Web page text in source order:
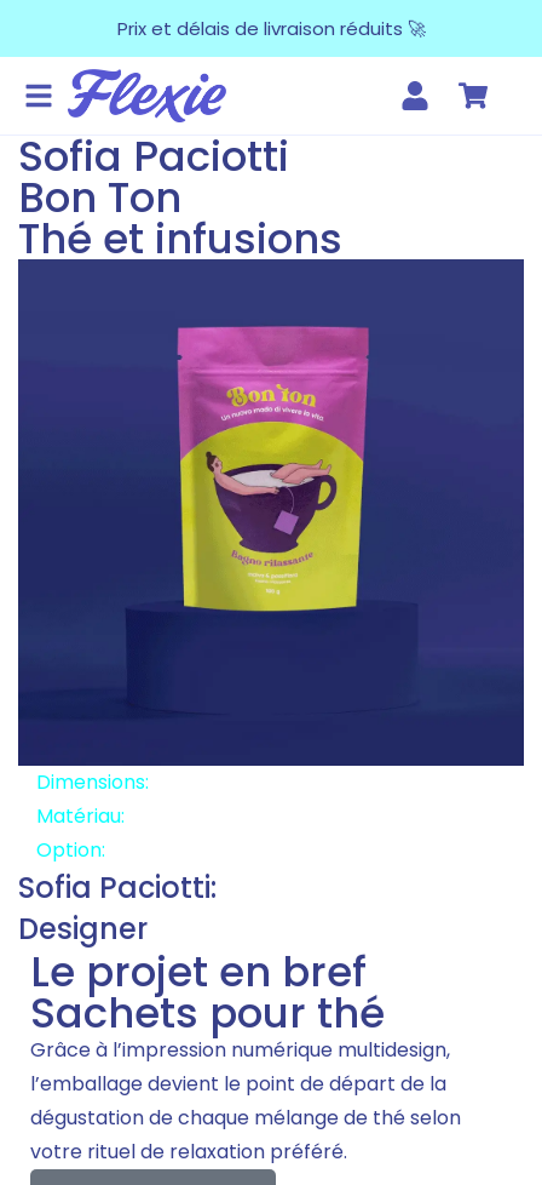
Prix et délais de livraison réduits 🚀
Sofia Paciotti
Bon Ton
Thé et infusions
Dimensions:
Matériau:
Option:
Sofia Paciotti:
Designer
Le projet en bref
Sachets pour thé
Grâce à l’impression numérique multidesign,
l’emballage devient le point de départ de la
dégustation de chaque mélange de thé selon
votre rituel de relaxation préféré.